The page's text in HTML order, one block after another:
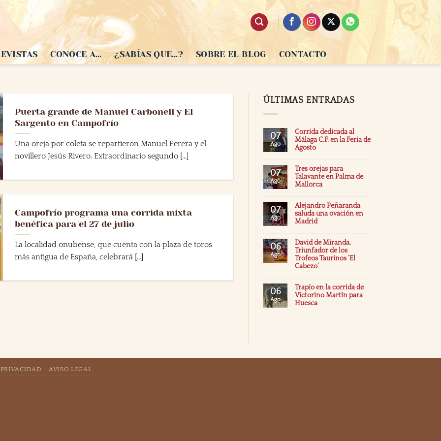
CONOCE A… ¿SABÍAS QUE…? SOBRE EL BLOG CONTACTO
Puerta grande de Manuel Carbonell y El
Sargento en Campofrío
Una oreja por coleta se repartieron Manuel Perera y el
novillero Jesús Rivero. Extraordinario segundo [...]
Campofrío programa una corrida mixta
benéfica para el 27 de julio
La localidad onubense, que cuenta con la plaza de toros
más antigua de España, celebrará [...]
ÚLTIMAS ENTRADAS
07
Ago
Corrida dedicada al
Málaga C.F. en la Feria de
Agosto
07
Ago
Tres orejas para
Talavante en Palma de
Mallorca
07
Ago
Alejandro Peñaranda
saluda una ovación en
Madrid
06
Ago
David de Miranda,
Triunfador de los
Trofeos Taurinos ‘El
Cabezo’
06
Ago
Trapío en la corrida de
Victorino Martín para
Huesca
AVISO LEGAL